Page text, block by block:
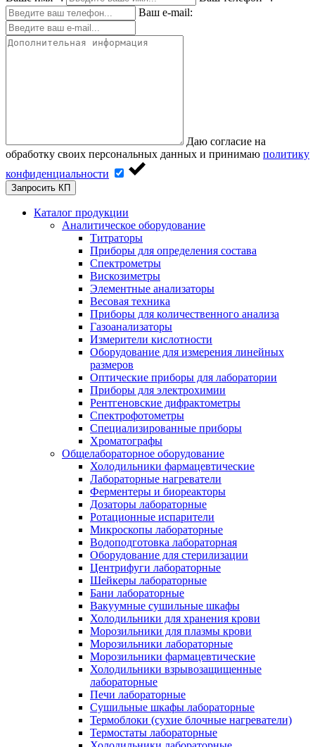
Ваш e-mail:
Даю согласие на
обработку своих персональных данных и принимаю политику
конфиденциальности
Запросить КП
Каталог продукции
Аналитическое оборудование
Титраторы
Приборы для определения состава
Спектрометры
Вискозиметры
Элементные анализаторы
Весовая техника
Приборы для количественного анализа
Газоанализаторы
Измерители кислотности
Оборудование для измерения линейных
размеров
Оптические приборы для лаборатории
Приборы для электрохимии
Рентгеновские дифрактометры
Спектрофотометры
Специализированные приборы
Хроматографы
Общелабораторное оборудование
Холодильники фармацевтические
Лабораторные нагреватели
Ферментеры и биореакторы
Дозаторы лабораторные
Ротационные испарители
Микроскопы лабораторные
Водоподготовка лабораторная
Оборудование для стерилизации
Центрифуги лабораторные
Шейкеры лабораторные
Бани лабораторные
Вакуумные сушильные шкафы
Холодильники для хранения крови
Морозильники для плазмы крови
Морозильники лабораторные
Морозильники фармацевтические
Холодильники взрывозащищенные
лабораторные
Печи лабораторные
Сушильные шкафы лабораторные
Термоблоки (сухие блочные нагреватели)
Термостаты лабораторные